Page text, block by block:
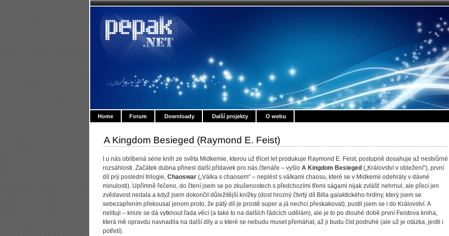
Home Forum Downloady Další projekty O webu
A Kingdom Besieged (Raymond E. Feist)
I u nás oblíbená série knih ze světa Midkemie, kterou už třicet let produkuje Raymond E. Feist, postupně dosahuje až nestvůrné
rozsáhlosti. Začátek dubna přinesl další přídavek pro nás čtenáře – vyšlo A Kingdom Besieged („Království v obležení“), první
díl prý poslední trilogie, Chaoswar(„Válka s chaosem“ – neplést s válkami chaosu, které se v Midkemii odehrály v dávné
minulosti). Upřímně řečeno, do čtení jsem se po zkušenostech s předchozími třemi ságami nijak zvlášť nehrnul, ale přeci jen
zvědavost nedala a když jsem dokončil důležitější knížky (dost hrozný čtvrtý díl Billa galaktického hrdiny, který jsem se
sebezapřením překousal jenom proto, že pátý díl je prostě super a já nechci přeskakovat), pustil jsem se i do Království. A
nelituji – knize se dá vytknout řada věcí (a také to na dalších řádcích udělám), ale je to po dlouhé době první Feistova kniha,
která mě opravdu navnadila na další díly a u které se nebudu muset přemáhat, až ji budu číst podruhé (ale už je otázka, jestli i
potřetí).